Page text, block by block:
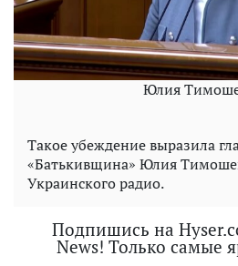
Юлия
Такое убеждение выразила
«Батькивщина» Юлия
Украинского радио.
Подпишись на
News! Только самые